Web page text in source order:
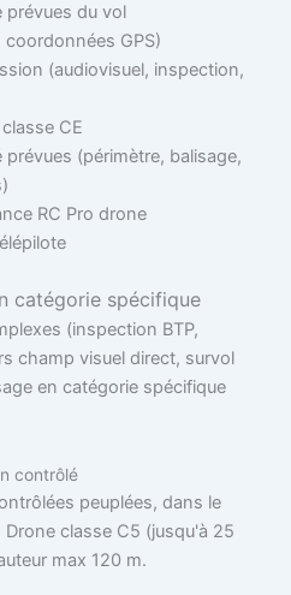
prévues du vol
coordonnées GPS)
(audiovisuel, inspection,
CE
(périmètre, balisage,
RC Pro drone
catégorie spécifique
(inspection BTP,
champ visuel direct, survol
en catégorie spécifique
contrôlé
peuplées, dans le
classe C5 (jusqu'à 25
max 120 m.